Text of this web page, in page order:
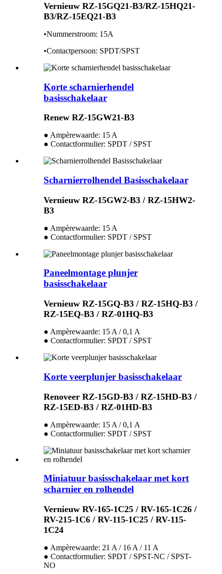
Vernieuw RZ-15GQ21-B3/RZ-15HQ21-
B3/RZ-15EQ21-B3
•Nummerstroom: 15A
•Contactpersoon: SPDT/SPST
Korte scharnierhendel
basisschakelaar
Renew RZ-15GW21-B3
● Ampèrewaarde: 15 A
● Contactformulier: SPDT / SPST
Scharnierrolhendel Basisschakelaar
Vernieuw RZ-15GW2-B3 / RZ-15HW2-
B3
● Ampèrewaarde: 15 A
● Contactformulier: SPDT / SPST
Paneelmontage plunjer
basisschakelaar
Vernieuw RZ-15GQ-B3 / RZ-15HQ-B3 /
RZ-15EQ-B3 / RZ-01HQ-B3
● Ampèrewaarde: 15 A / 0,1 A
● Contactformulier: SPDT / SPST
Korte veerplunjer basisschakelaar
Renoveer RZ-15GD-B3 / RZ-15HD-B3 /
RZ-15ED-B3 / RZ-01HD-B3
● Ampèrewaarde: 15 A / 0,1 A
● Contactformulier: SPDT / SPST
Miniatuur basisschakelaar met kort
scharnier en rolhendel
Vernieuw RV-165-1C25 / RV-165-1C26 /
RV-215-1C6 / RV-115-1C25 / RV-115-
1C24
● Ampèrewaarde: 21 A / 16 A / 11 A
● Contactformulier: SPDT / SPST-NC / SPST-
NO